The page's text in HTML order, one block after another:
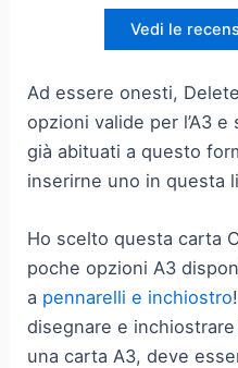
Vedi le
Ad essere onesti,
opzioni valide per l’A3
già abituati a questo
inserirne uno in questa
Ho scelto questa carta
poche opzioni A3
a pennarelli e inchiostro
disegnare e
una carta A3, deve